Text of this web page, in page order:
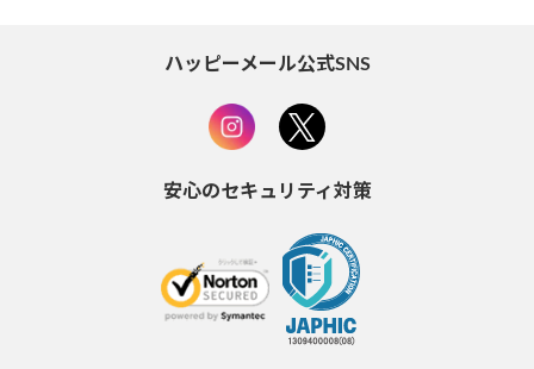
ハッピーメール公式SNS
安心のセキュリティ対策